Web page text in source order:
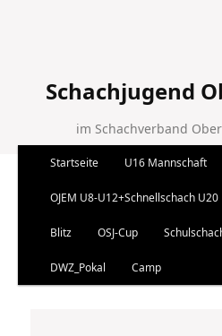
Schachjugend
im Schachverband
Zum Inhalt wechseln
Zum sekundären Inhalt
Startseite U16 Mannschaft
OJEM U8-U12+Schnellschach U20
Blitz OSJ-Cup
DWZ_Pokal Camp